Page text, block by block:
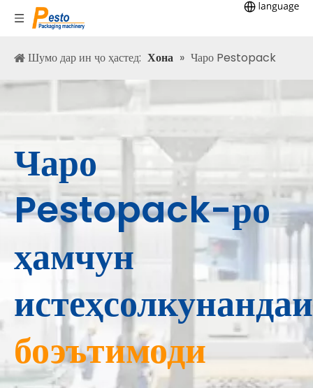
Шумо дар ин ҷо ҳастед: Хона » Чаро Pestopack
Чаро
Pestopack-ро
ҳамчун
истеҳсолкунандаи
боэътимоди